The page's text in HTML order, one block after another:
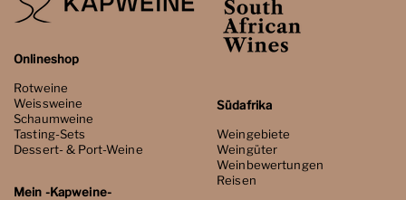
Onlineshop
Rotweine
Weissweine
Schaumweine
Tasting-Sets
Dessert- & Port-Weine
Mein -Kapweine-
Südafrika
Weingebiete
Weingüter
Weinbewertungen
Reisen